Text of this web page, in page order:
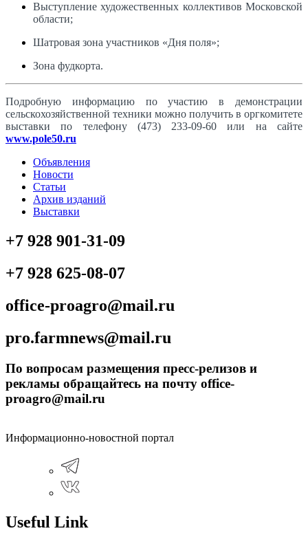
Выступление художественных коллективов Московской
области;
Шатровая зона участников «Дня поля»;
Зона фудкорта.
Подробную информацию по участию в демонстрации
сельскохозяйственной техники можно получить в оргкомитете
выставки по телефону (473) 233-09-60 или на сайте
www.pole50.ru
Объявления
Новости
Статьи
Архив изданий
Выставки
+7 928 901-31-09
+7 928 625-08-07
office-proagro@mail.ru
pro.farmnews@mail.ru
По вопросам размещения пресс-релизов и
рекламы обращайтесь на почту office-
proagro@mail.ru
Информационно-новостной портал
Useful Link